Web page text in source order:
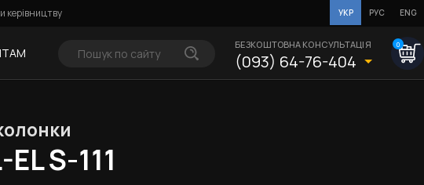
керівництву УКР РУС ENG
БЕЗКОШТОВНА КОНСУЛЬТАЦІЯ
(093) 64-76-404
0
EL S-111